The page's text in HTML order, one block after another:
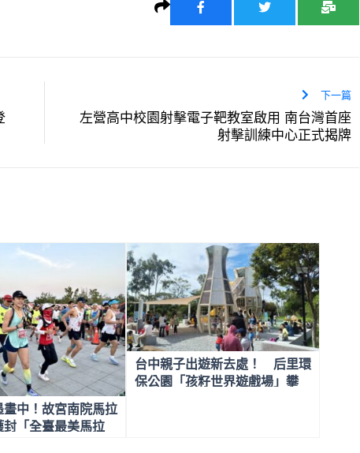
下一篇
左營高中校園射擊電子靶教室啟用 南台灣首座
射擊訓練中心正式揭牌
畫中！故宮南院馬拉
「全臺最美馬拉
台中親子出遊新去處！ 后里環
保公園「孩籽世界遊戲場」攀